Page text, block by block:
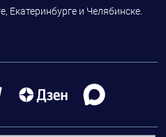
Екатеринбурге и Челябинске.